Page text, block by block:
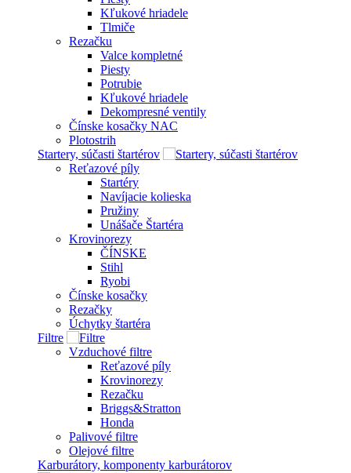
Kľukové hriadele
Tlmiče
Rezačku
Valce kompletné
Piesty
Potrubie
Kľukové hriadele
Dekompresné ventily
Čínske kosačky NAC
Plotostrih
Startery, súčasti štartérov
Reťazové píly
Startéry
Navíjacie kolieska
Pružiny
Unášače Štartéra
Krovinorezy
ČÍNSKE
Stihl
Ryobi
Čínske kosačky
Rezačky
Úchytky štartéra
Filtre
Vzduchové filtre
Reťazové píly
Krovinorezy
Rezačku
Briggs&Stratton
Honda
Palivové filtre
Olejové filtre
Karburátory, komponenty karburátorov